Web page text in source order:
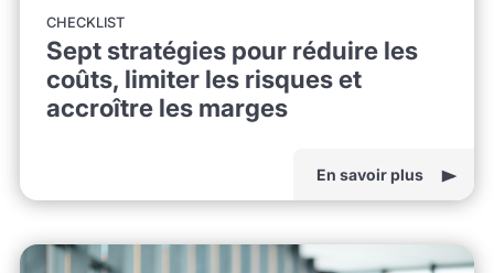
CHECKLIST
Sept stratégies pour réduire les
coûts, limiter les risques et
accroître les marges
En savoir plus